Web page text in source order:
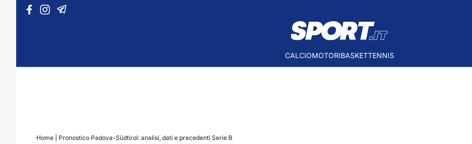
Vai al contenuto
CALCIOMOTORIBASKETTENNIS
Home Pronostico Padova-Südtirol: analisi, dati e precedenti Serie B